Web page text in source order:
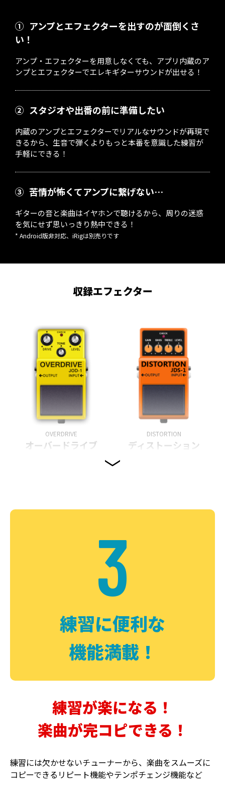
① アンプとエフェクターを出すのが面倒くさ
い！
アンプ・エフェクターを用意しなくても、アプリ内蔵のア
ンプとエフェクターでエレキギターサウンドが出せる！
② スタジオや出番の前に準備したい
内蔵のアンプとエフェクターでリアルなサウンドが再現で
きるから、生音で弾くよりもっと本番を意識した練習が
手軽にできる！
③ 苦情が怖くてアンプに繋げない…
ギターの音と楽曲はイヤホンで聴けるから、周りの迷惑
を気にせず思いっきり熱中できる！
* Android版非対応、iRigは別売りです
収録エフェクター
OVERDRIVE
オーバードライブ
DISTORTION
ディストーション
DELAY PHASER
3
練習に便利な
機能満載！
練習が楽になる！
楽曲が完コピできる！
練習には欠かせないチューナーから、楽曲をスムーズに
コピーできるリピート機能やテンポチェンジ機能など